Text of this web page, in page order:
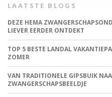
LAATSTE BLOGS
DEZE HEMA
LIEVER EERDER ONTDEKT
TOP 5 BESTE LANDAL
ZOMER
VAN TRADITIONELE GIPSBUIK
ZWANGERSCHAPSBEELDJE